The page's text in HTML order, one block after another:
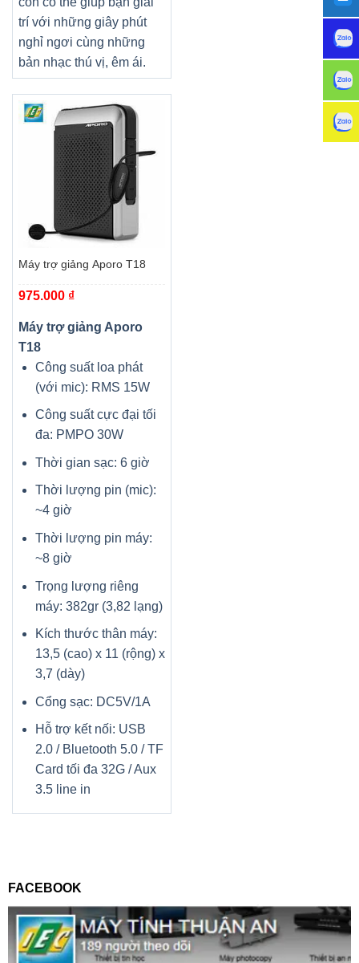
trí với những giây phút
nghỉ ngơi cùng những
bản nhạc thú vị, êm ái.
Máy trợ giảng Aporo T18
975.000 ₫
Máy trợ giảng Aporo
T18
Công suất loa phát
(với mic): RMS 15W
Công suất cực đại tối
đa: PMPO 30W
Thời gian sạc: 6 giờ
Thời lượng pin (mic):
~4 giờ
Thời lượng pin máy:
~8 giờ
Trọng lượng riêng
máy: 382gr (3,82 lạng)
Kích thước thân máy:
13,5 (cao) x 11 (rộng) x
3,7 (dày)
Cổng sạc: DC5V/1A
Hỗ trợ kết nối: USB
2.0 / Bluetooth 5.0 / TF
Card tối đa 32G / Aux
3.5 line in
FACEBOOK